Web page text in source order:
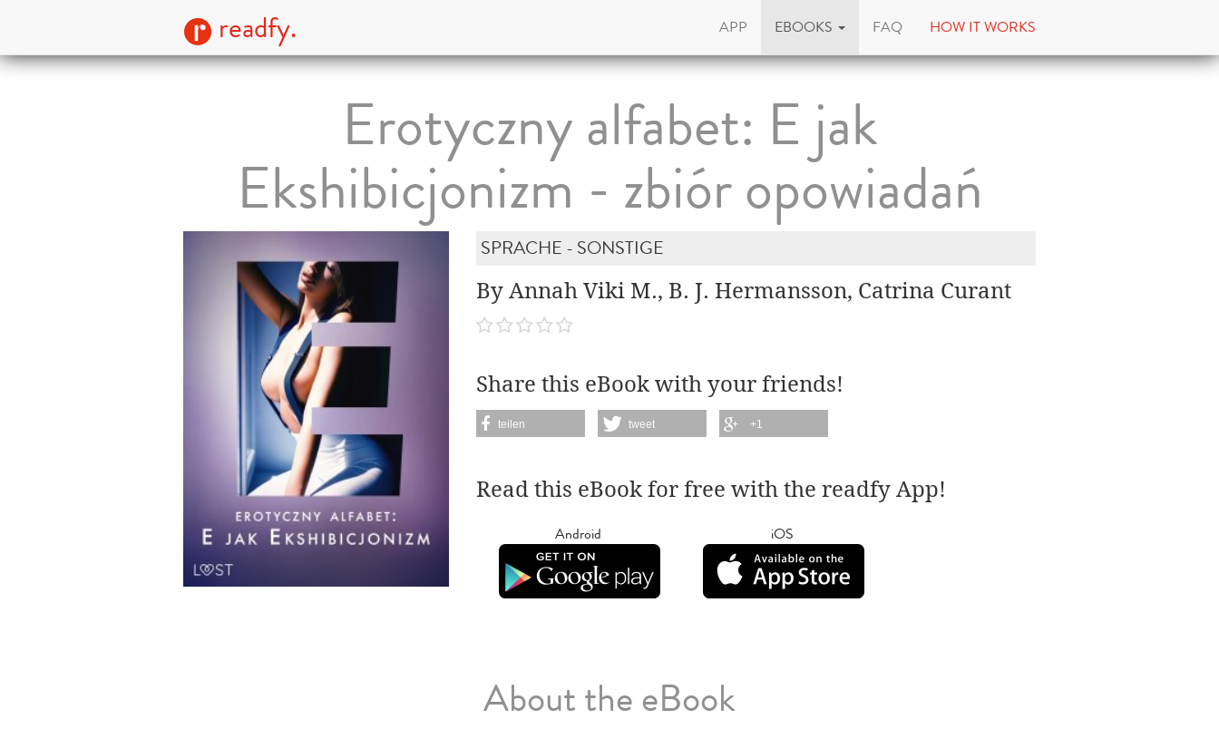
readfy. APP EBOOKS FAQ HOW IT WORKS
Erotyczny alfabet: E jak
Ekshibicjonizm - zbiór opowiadań
SPRACHE - SONSTIGE
By Annah Viki M., B. J. Hermansson, Catrina Curant
Share this eBook with your friends!
teilen tweet +1
Read this eBook for free with the readfy App!
Android iOS
About the eBook